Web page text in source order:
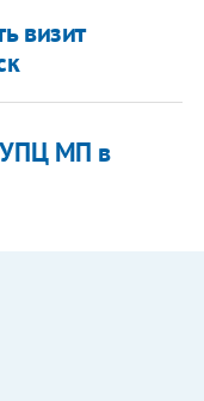
визит
УПЦ МП в